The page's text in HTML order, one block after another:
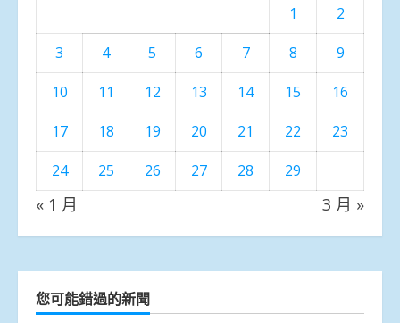
1
2
3
4 5 6 7 8
9
10
11 12 13 14 15
16
17
18 19 20 21 22
23
24
25 26 27 28 29
« 1 月 3 月 »
您可能錯過的新聞